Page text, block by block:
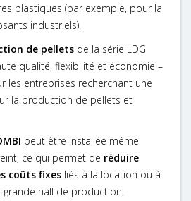
plastiques (par exemple, pour la
industriels).
de pellets de la série LDG
qualité, flexibilité et économie –
les entreprises recherchant une
la production de pellets et
peut être installée même
ce qui permet de réduire
coûts fixes liés à la location ou à
grande hall de production.